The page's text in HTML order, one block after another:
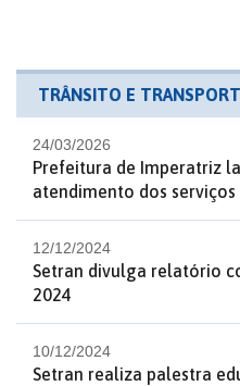
TRÂNSITO E
24/03/2026
Prefeitura de Imperatriz
atendimento dos
12/12/2024
Setran divulga relatório
2024
10/12/2024
Setran realiza palestra